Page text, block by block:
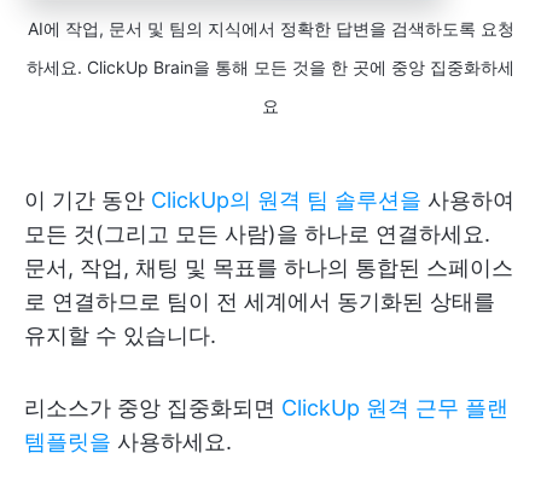
AI에 작업, 문서 및 팀의 지식에서 정확한 답변을 검색하도록 요청
하세요. ClickUp Brain을 통해 모든 것을 한 곳에 중앙 집중화하세
요
이 기간 동안 ClickUp의 원격 팀 솔루션을 사용하여
모든 것(그리고 모든 사람)을 하나로 연결하세요.
문서, 작업, 채팅 및 목표를 하나의 통합된 스페이스
로 연결하므로 팀이 전 세계에서 동기화된 상태를
유지할 수 있습니다.
리소스가 중앙 집중화되면 ClickUp 원격 근무 플랜
템플릿을 사용하세요.